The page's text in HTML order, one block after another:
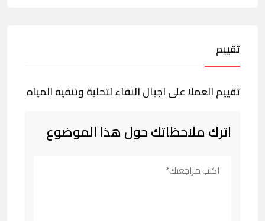
تقييم
تقييم العملا على اجيال النقاء لتحلية وتنقية المياه
اترك ملاحظاتك حول هذا الموضوع